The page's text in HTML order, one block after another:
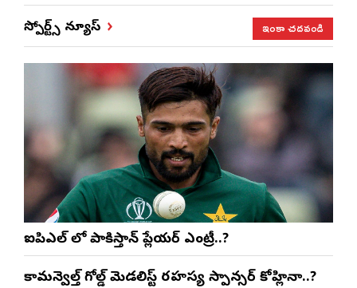
స్పోర్ట్స్ న్యూస్ ఇంకా చదవండి
ఐపిఎల్ లో పాకిస్తాన్ ప్లేయర్ ఎంట్రీ..?
కామన్వెల్త్ గోల్డ్ మెడలిస్ట్ రహస్య స్పాన్సర్ కోహ్లినా..?